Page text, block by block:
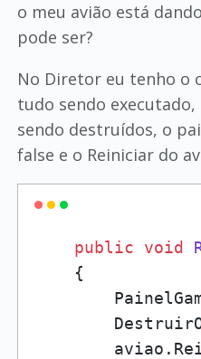
o meu avião está
pode ser?
No Diretor eu tenho o
tudo sendo
sendo destruídos, o
false e o Reiniciar do
public void
    {